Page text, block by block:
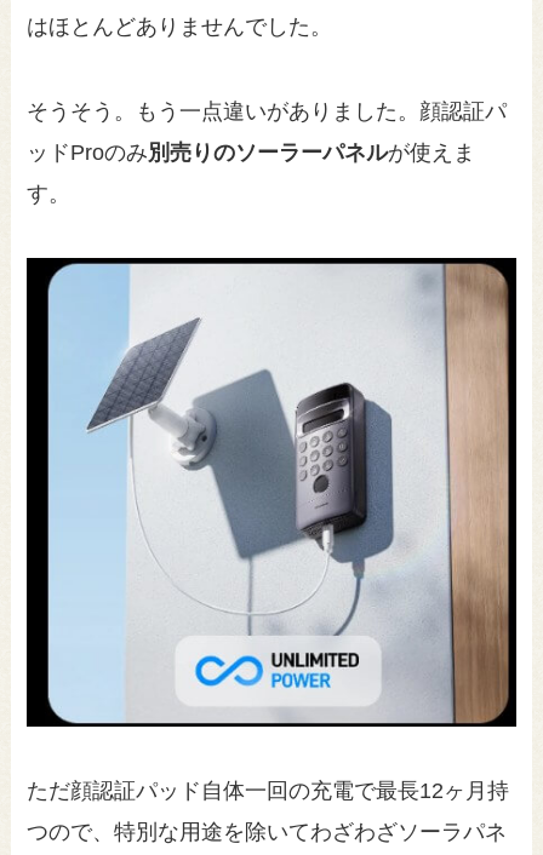
はほとんどありませんでした。
そうそう。もう一点違いがありました。顔認証パ
ッドProのみ別売りのソーラーパネルが使えま
す。
ただ顔認証パッド自体一回の充電で最長12ヶ月持
つので、特別な用途を除いてわざわざソーラパネ